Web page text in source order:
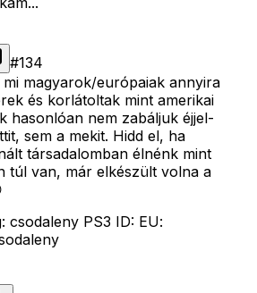
#134
magyarok/európaiak annyira
és korlátoltak mint amerikai
hasonlóan nem zabáljuk éjjel-
sem a mekit. Hidd el, ha
társadalomban élnénk mint
túl van, már elkészült volna a
csodaleny PS3 ID: EU: